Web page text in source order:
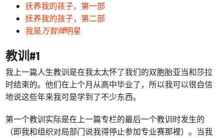
抚养我的孩子，第一部
抚养我的孩子，第二部
我是万智牌明星
教训#1
我上一篇人生教训是在我太太怀了我们的双胞胎亚当和莎拉
时结束的。他们在上个月从高中毕业了，所以我可以很自信
地说这些年来我可是学到了不少东西。
第一个教训实际是在上一篇专栏的最后一个教训时发生的
（即我和组织对局部门说我得停止参加专业赛那裡）。当我